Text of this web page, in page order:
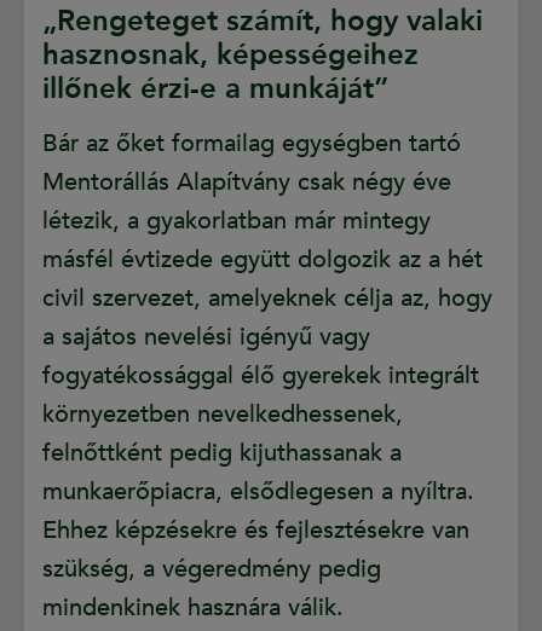
„Rengeteget számít, hogy valaki
hasznosnak, képességeihez
illőnek érzi-e a munkáját”
Bár az őket formailag egységben tartó
Mentorállás Alapítvány csak négy éve
létezik, a gyakorlatban már mintegy
másfél évtizede együtt dolgozik az a hét
civil szervezet, amelyeknek célja az, hogy
a sajátos nevelési igényű vagy
fogyatékossággal élő gyerekek integrált
környezetben nevelkedhessenek,
felnőttként pedig kijuthassanak a
munkaerőpiacra, elsődlegesen a nyíltra.
Ehhez képzésekre és fejlesztésekre van
szükség, a végeredmény pedig
mindenkinek hasznára válik.